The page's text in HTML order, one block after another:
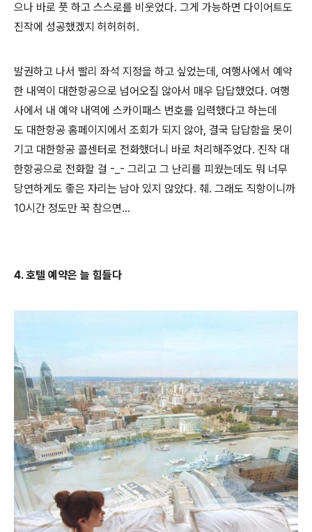
으나 바로 풋 하고 스스로를 비웃었다. 그게 가능하면 다이어트도
진작에 성공했겠지 허허허허.
발권하고 나서 빨리 좌석 지정을 하고 싶었는데, 여행사에서 예약
한 내역이 대한항공으로 넘어오질 않아서 매우 답답했었다. 여행
사에서 내 예약 내역에 스카이패스 번호를 입력했다고 하는데
도 대한항공 홈페이지에서 조회가 되지 않아, 결국 답답함을 못이
기고 대한항공 콜센터로 전화했더니 바로 처리해주었다. 진작 대
한항공으로 전화할 걸 -_- 그리고 그 난리를 피웠는데도 뭐 너무
당연하게도 좋은 자리는 남아 있지 않았다. 췌. 그래도 직항이니까
10시간 정도만 꾹 참으면...
4. 호텔 예약은 늘 힘들다